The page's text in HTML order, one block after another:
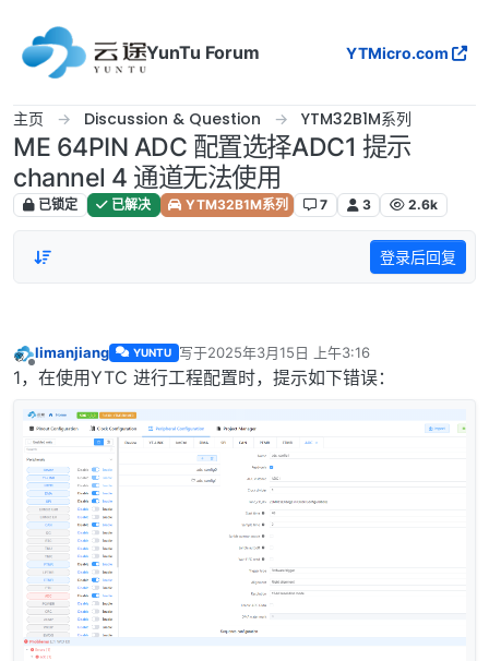
YunTu Forum
YTMicro.com
主页 Discussion & Question YTM32B1M系列
ME 64PIN ADC 配置选择ADC1 提示
channel 4 通道无法使用
已锁定 已解决 YTM32B1M系列 7 3 2.6k
登录后回复
离线
limanjiang YUNTU 写于2025年3月15日 上午3:16
最后由 编辑
1，在使用YTC 进行工程配置时，提示如下错误：